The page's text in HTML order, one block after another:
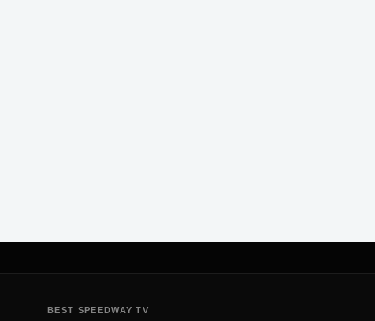
BEST SPEEDWAY TV